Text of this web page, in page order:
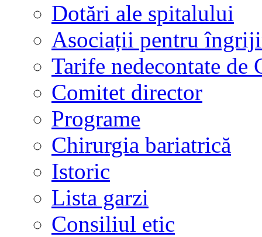
Dotări ale spitalului
Asociații pentru
Tarife nedecontate de
Comitet director
Programe
Chirurgia bariatrică
Istoric
Lista garzi
Consiliul etic